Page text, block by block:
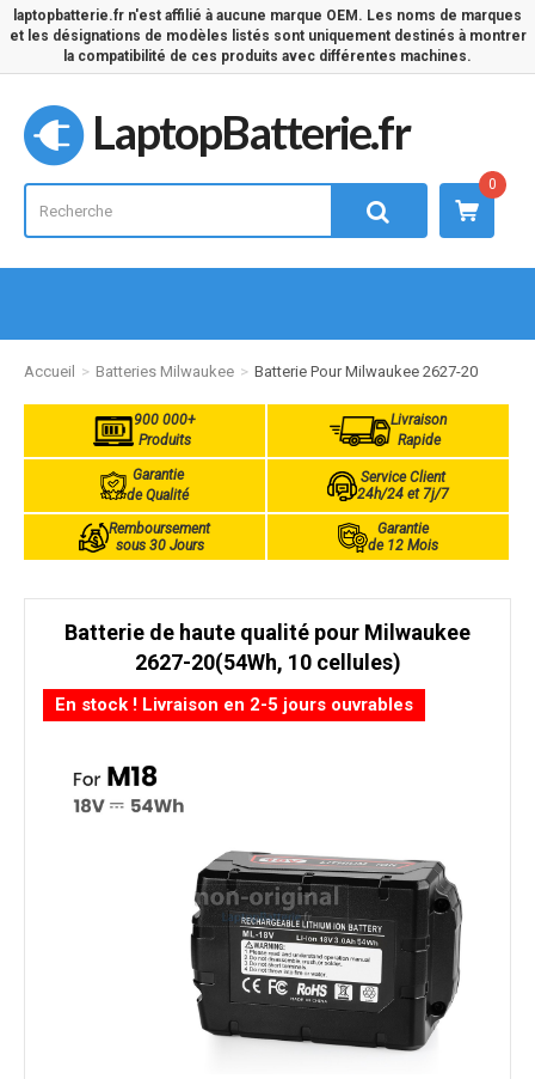
laptopbatterie.fr n'est affilié à aucune marque OEM. Les noms de marques
et les désignations de modèles listés sont uniquement destinés à montrer
la compatibilité de ces produits avec différentes machines.
LaptopBatterie.fr
0
Accueil Batteries Milwaukee Batterie Pour Milwaukee 2627-20
900 000+
Produits
Livraison
Rapide
Garantie
de Qualité
Service Client
24h/24 et 7j/7
Remboursement
sous 30 Jours
Garantie
de 12 Mois
Batterie de haute qualité pour Milwaukee
2627-20(54Wh, 10 cellules)
En stock ! Livraison en 2-5 jours ouvrables